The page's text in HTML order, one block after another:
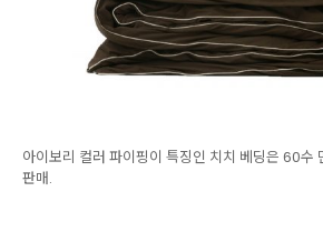
아이보리 컬러 파이핑이 특징인 치치 베딩은 60수
판매.